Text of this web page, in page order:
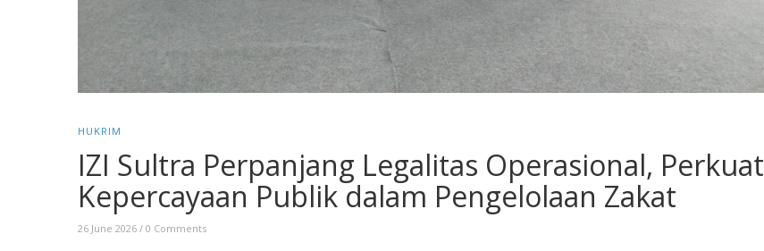
HUKRIM
IZI Sultra Perpanjang Legalitas Operasional, Perkuat
Kepercayaan Publik dalam Pengelolaan Zakat
26 June 2026 / 0 Comments